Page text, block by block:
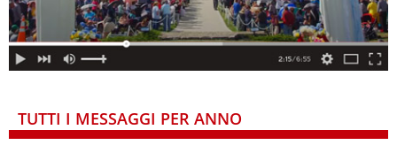
TUTTI I MESSAGGI PER ANNO